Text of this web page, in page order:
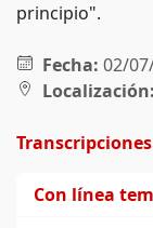
principio".
Fecha: 02/
Localización:
Transcripciones
Con línea